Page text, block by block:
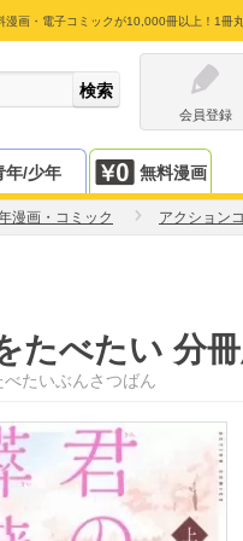
漫画・電子コミックが10,000冊以上！1冊
会員登録
年/少年 無料漫画
漫画・コミック アクション
たべたい 分
たいぶんさつばん